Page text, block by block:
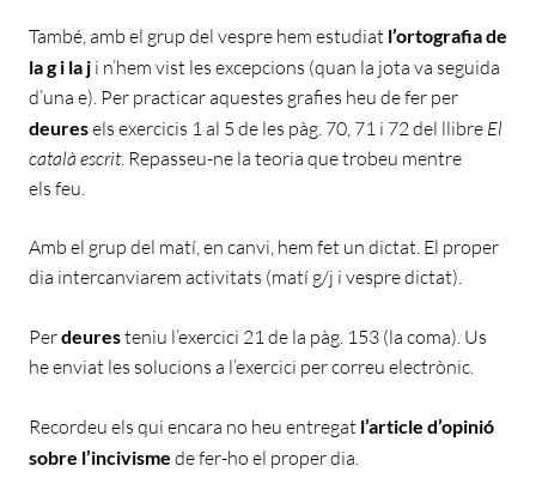
També, amb el grup del vespre hem estudiat l’ortografia de
la g i la j i n’hem vist les excepcions (quan la jota va seguida
d’una e). Per practicar aquestes grafies heu de fer per
deuresels exercicis 1 al 5 de les pàg. 70, 71 i 72 del llibre El
català escrit. Repasseu-ne la teoria que trobeu mentre
els feu.
Amb el grup del matí, en canvi, hem fet un dictat. El proper
dia intercanviarem activitats (matí g/j i vespre dictat).
Perdeuresteniu l’exercici 21 de la pàg. 153 (la coma). Us
he enviat les solucions a l’exercici per correu electrònic.
Recordeu els qui encara no heu entregat l’article d’opinió
sobre l’incivisme de fer-ho el proper dia.